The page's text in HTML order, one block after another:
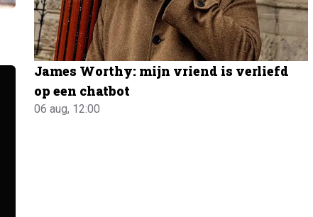
James Worthy: mijn vriend is verliefd
op een chatbot
06 aug, 12:00